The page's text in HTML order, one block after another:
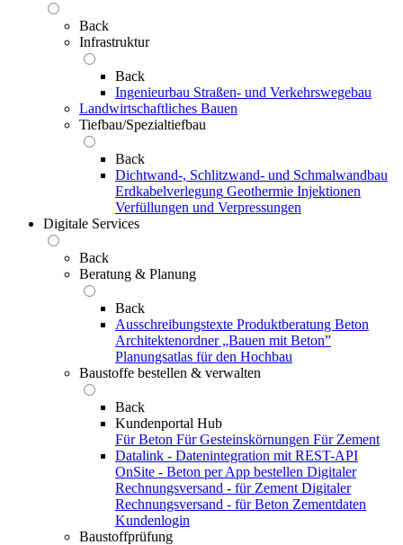
Back
Infrastruktur
Back
Ingenieurbau Straßen- und Verkehrswegebau
Landwirtschaftliches Bauen
Tiefbau/Spezialtiefbau
Back
Dichtwand-, Schlitzwand- und Schmalwandbau
Erdkabelverlegung Geothermie Injektionen
Verfüllungen und Verpressungen
Digitale Services
Back
Beratung & Planung
Back
Ausschreibungstexte Produktberatung Beton
Architektenordner „Bauen mit Beton”
Planungsatlas für den Hochbau
Baustoffe bestellen & verwalten
Back
Kundenportal Hub
Für Beton Für Gesteinskörnungen Für Zement
Datalink - Datenintegration mit REST-API
OnSite - Beton per App bestellen Digitaler
Rechnungsversand - für Zement Digitaler
Rechnungsversand - für Beton Zementdaten
Kundenlogin
Baustoffprüfung